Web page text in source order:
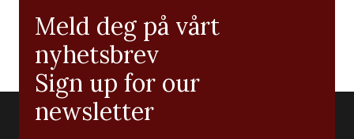
Meld deg på vårt
nyhetsbrev
Sign up for our
newsletter